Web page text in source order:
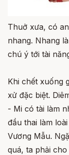
Thuở xưa, có
nhang. Nhang
chú ý tới tài
Khi chết xuống
xử đặc biệt.
- Mi có tài làm
đầu thai làm
Vương Mẫu.
quá, ta phải